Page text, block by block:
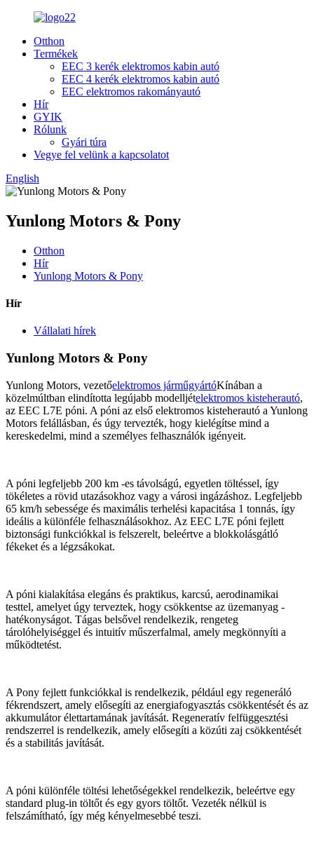
Otthon
Termékek
EEC 3 kerék elektromos kabin autó
EEC 4 kerék elektromos kabin autó
EEC elektromos rakományautó
Hír
GYIK
Rólunk
Gyári túra
Vegye fel velünk a kapcsolatot
English
Yunlong Motors & Pony
Otthon
Hír
Yunlong Motors & Pony
Hír
Vállalati hírek
Yunlong Motors & Pony
Yunlong Motors, vezetőelektromos járműgyártóKínában a
közelmúltban elindította legújabb modelljételektromos kisteherautó,
az EEC L7E póni. A póni az első elektromos kisteherautó a Yunlong
Motors felállásban, és úgy tervezték, hogy kielégítse mind a
kereskedelmi, mind a személyes felhasználók igényeit.
A póni legfeljebb 200 km -es távolságú, egyetlen töltéssel, így
tökéletes a rövid utazásokhoz vagy a városi ingázáshoz. Legfeljebb
65 km/h sebessége és maximális terhelési kapacitása 1 tonnás, így
ideális a különféle felhasználásokhoz. Az EEC L7E póni fejlett
biztonsági funkciókkal is felszerelt, beleértve a blokkolásgátló
fékeket és a légzsákokat.
A póni kialakítása elegáns és praktikus, karcsú, aerodinamikai
testtel, amelyet úgy terveztek, hogy csökkentse az üzemanyag -
hatékonyságot. Tágas belsővel rendelkezik, rengeteg
tárolóhelyiséggel és intuitív műszerfalmal, amely megkönnyíti a
működtetést.
A Pony fejlett funkciókkal is rendelkezik, például egy regeneráló
fékrendszert, amely elősegíti az energiafogyasztás csökkentését és az
akkumulátor élettartamának javítását. Regeneratív felfüggesztési
rendszerrel is rendelkezik, amely elősegíti a közúti zaj csökkentését
és a stabilitás javítását.
A póni különféle töltési lehetőségekkel rendelkezik, beleértve egy
standard plug-in töltőt és egy gyors töltőt. Vezeték nélkül is
felszámítható, így még kényelmesebbé teszi.